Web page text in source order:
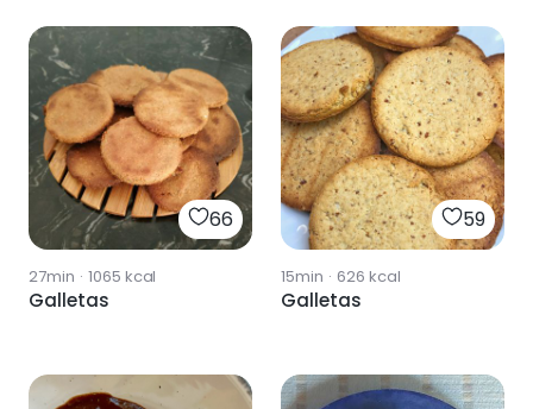
66
27min · 1065 kcal
Galletas
59
15min · 626 kcal
Galletas